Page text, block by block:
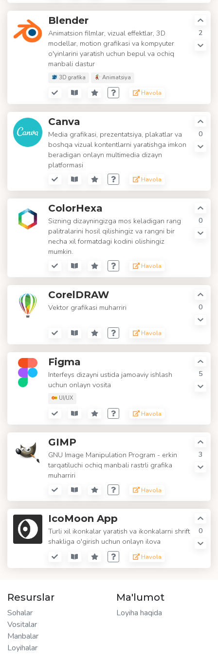
2
Blender
Animatsion filmlar, vizual effektlar, 3D
modellar, motion grafikasi va kompyuter
o'yinlarini yaratish uchun bepul va ochiq
manbali dastur
3D grafika Animatsiya
Havola
0
Canva
Media grafikasi, prezentatsiya, plakatlar va
boshqa vizual kontentlarni yaratishga imkon
beradigan onlayn multimedia dizayn
platformasi
Havola
0
ColorHexa
Sizning dizayningizga mos keladigan rang
palitralarini hosil qilishingiz va rangni bir
necha xil formatdagi kodini olishingiz
mumkin.
Havola
0
CorelDRAW
Vektor grafikasi muharriri
Havola
5
Figma
Interfeys dizayni ustida jamoaviy ishlash
uchun onlayn vosita
UI/UX
Havola
3
GIMP
GNU Image Manipulation Program - erkin
tarqatiluchi ochiq manbali rastrli grafika
muharriri
Havola
0
IcoMoon App
Turli xil ikonkalar yaratish va ikonkalarni shrift
shakliga o'girish uchun onlayn ilova
Havola
Resurslar
Sohalar
Vositalar
Manbalar
Loyihalar
Ma'lumot
Loyiha haqida